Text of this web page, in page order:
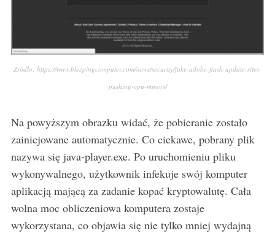
Źródło: https://www.bleepingcomputer.com/news/security/fake-adobe-flash-update-sites-
pushing-cpu-miners/
Na powyższym obrazku widać, że pobieranie zostało
zainicjowane automatycznie. Co ciekawe, pobrany plik
nazywa się java-player.exe. Po uruchomieniu pliku
wykonywalnego, użytkownik infekuje swój komputer
aplikacją mającą za zadanie kopać kryptowalutę. Cała
wolna moc obliczeniowa komputera zostaje
wykorzystana, co objawia się nie tylko mniej wydajną
S